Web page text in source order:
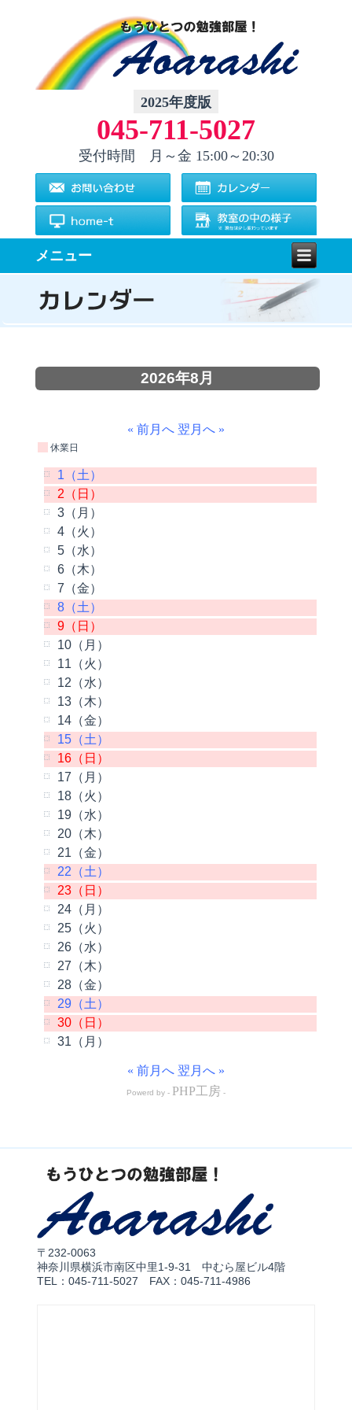
2025年度版
045-711-5027
受付時間 月～金 15:00～20:30
メニュー
2026年8月
« 前月へ 翌月へ »
休業日
1（土）
2（日）
3（月）
4（火）
5（水）
6（木）
7（金）
8（土）
9（日）
10（月）
11（火）
12（水）
13（木）
14（金）
15（土）
16（日）
17（月）
18（火）
19（水）
20（木）
21（金）
22（土）
23（日）
24（月）
25（火）
26（水）
27（木）
28（金）
29（土）
30（日）
31（月）
« 前月へ 翌月へ »
Powerd by - PHP工房 -
〒232-0063
神奈川県横浜市南区中里1-9-31 中むら屋ビル4階
TEL：045-711-5027 FAX：045-711-4986